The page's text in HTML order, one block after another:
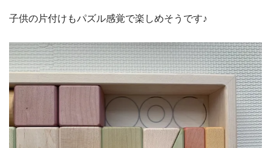
子供の片付けもパズル感覚で楽しめそうです♪